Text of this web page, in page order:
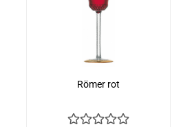
Römer rot